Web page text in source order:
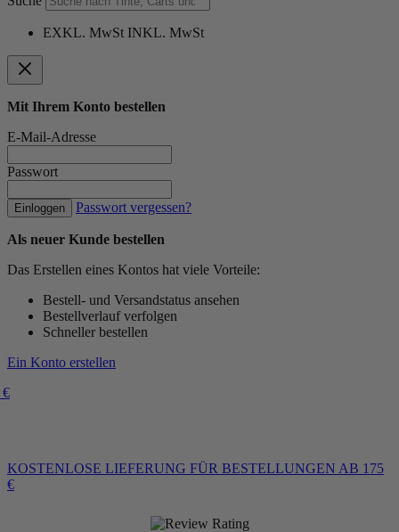
EXKL. MwSt INKL. MwSt
Mit Ihrem Konto bestellen
E-Mail-Adresse
Passwort
Einloggen Passwort vergessen?
Als neuer Kunde bestellen
Das Erstellen eines Kontos hat viele Vorteile:
Bestell- und Versandstatus ansehen
Bestellverlauf verfolgen
Schneller bestellen
Ein Konto erstellen
KOSTENLOSE LIEFERUNG FÜR BESTELLUNGEN AB 175
€